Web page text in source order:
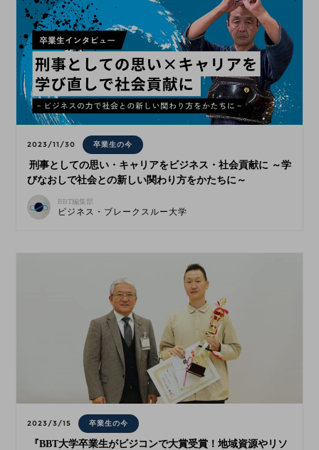
2023/11/30 卒業生の今
刑事としての思い・キャリアをビジネス・社会貢献に ～学
びなおしで社会との新しい関わり方をかたちに～
BBT編集部
ビジネス・ブレークスルー大学
2023/3/15 卒業生の今
『BBT大学卒業生がビジコンで大賞受賞！地域資源やリソ